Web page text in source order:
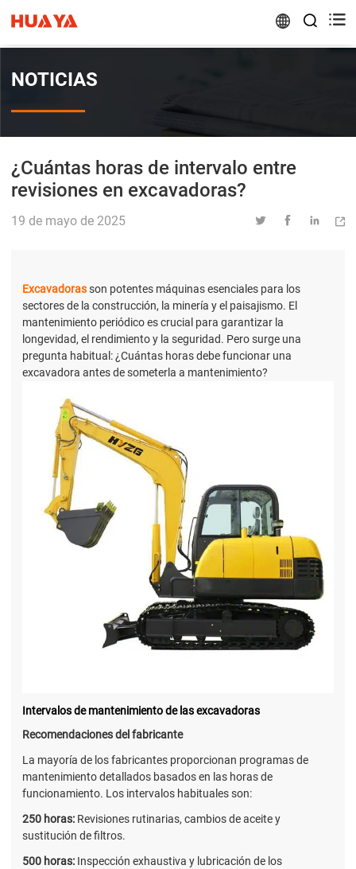
 
NOTICIAS
¿Cuántas horas de intervalo entre
revisiones en excavadoras?
19 de mayo de 2025    
Excavadorasson potentes máquinas esenciales para los
sectores de la construcción, la minería y el paisajismo. El
mantenimiento periódico es crucial para garantizar la
longevidad, el rendimiento y la seguridad. Pero surge una
pregunta habitual: ¿Cuántas horas debe funcionar una
excavadora antes de someterla a mantenimiento?
Intervalos de mantenimiento de las excavadoras
Recomendaciones del fabricante
La mayoría de los fabricantes proporcionan programas de
mantenimiento detallados basados en las horas de
funcionamiento. Los intervalos habituales son:
250 horas: Revisiones rutinarias, cambios de aceite y
sustitución de filtros.
500 horas: Inspección exhaustiva y lubricación de los